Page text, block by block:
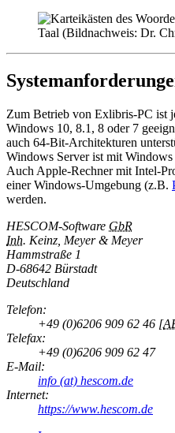
Zum Betrieb von Exlibris-PC ist
Windows 10, 8.1, 8 oder 7
auch 64-Bit-Architekturen
Windows Server ist mit
Auch Apple-Rechner mit Intel-
einer Windows-Umgebung (z.B.
werden.
HESCOM-Software GbR
Inh. Keinz, Meyer & Meyer
Hammstraße 1
D-68642 Bürstadt
Deutschland
Telefon:
+49 (0)6206 909 62 46 [
Telefax:
+49 (0)6206 909 62 47
E-Mail:
info (at) hescom.de
Internet:
https://www.hescom.de